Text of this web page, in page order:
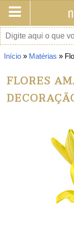
Buscar no site
Início » Matérias »
FLORES